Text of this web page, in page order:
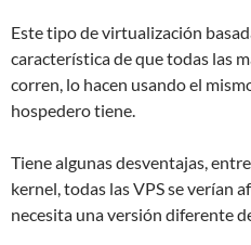
Este tipo de virtualización
característica de que todas las
corren, lo hacen usando el
hospedero tiene.
Tiene algunas desventajas,
kernel, todas las VPS se verían
necesita una versión diferente